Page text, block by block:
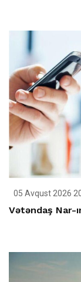
05 Avqust 2026
Vətəndaş Nar-